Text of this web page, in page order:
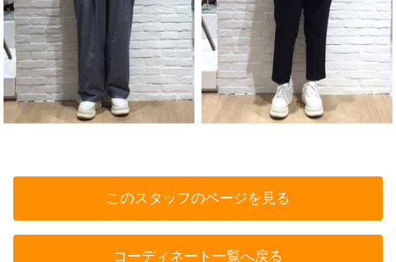
このスタッフのページを見る
コーディネート一覧へ戻る